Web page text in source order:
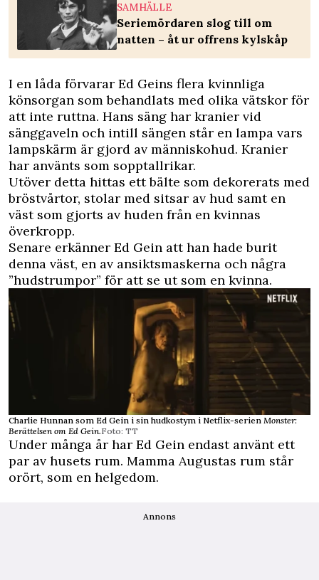
SAMHÄLLE
Seriemördaren slog till om
natten – åt ur offrens kylskåp
I en låda förvarar Ed Geins flera kvinnliga
könsorgan som behandlats med olika vätskor för
att inte ruttna. Hans säng har kranier vid
sänggaveln och intill sängen står en lampa vars
lampskärm är gjord av människohud. Kranier
har använts som sopptallrikar.
Utöver detta hittas ett bälte som dekorerats med
bröstvårtor, stolar med sitsar av hud samt en
väst som gjorts av huden från en kvinnas
överkropp.
Senare erkänner Ed Gein att han hade burit
denna väst, en av ansiktsmaskerna och några
”hudstrumpor” för att se ut som en kvinna.
Charlie Hunnan som Ed Gein i sin hudkostym i Netflix-serien Monster:
Berättelsen om Ed Gein.Foto: TT
Under många år har Ed Gein endast använt ett
par av husets rum. Mamma Augustas rum står
orört, som en helgedom.
Annons